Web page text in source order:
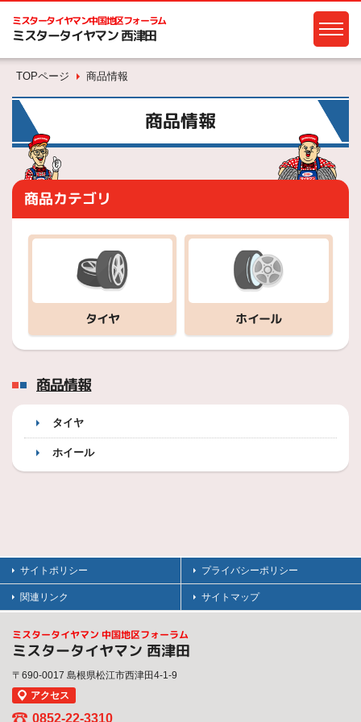
ミスタータイヤマン中国地区フォーラム
ミスタータイヤマン 西津田
TOPページ 商品情報
商品情報
商品カテゴリ
タイヤ ホイール
商品情報
タイヤ
ホイール
サイトポリシー プライバシーポリシー
関連リンク サイトマップ
ミスタータイヤマン 中国地区フォーラム
ミスタータイヤマン 西津田
〒690-0017 島根県松江市西津田4-1-9
アクセス
0852-22-3310